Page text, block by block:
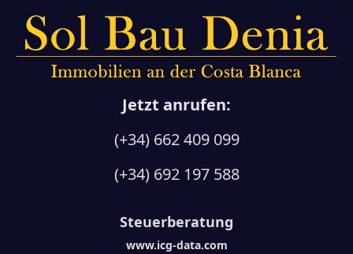
Jetzt anrufen:
(+34) 662 409 099
(+34) 692 197 588
Steuerberatung
www.icg-data.com